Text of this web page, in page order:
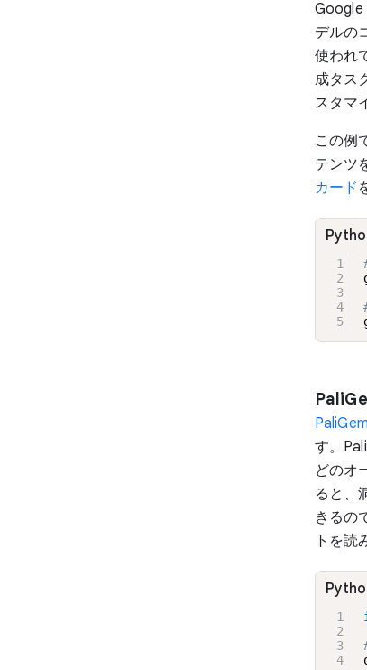
デルの
使われ
成タス
スタマ
この例
テンツ
カード
す。
どのオ
ると、
きるの
トを読